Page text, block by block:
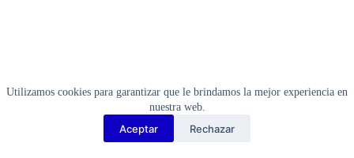
Utilizamos cookies para garantizar que le brindamos la mejor experiencia en
nuestra web.
Aceptar Rechazar
Copyright Barbosa Tools©